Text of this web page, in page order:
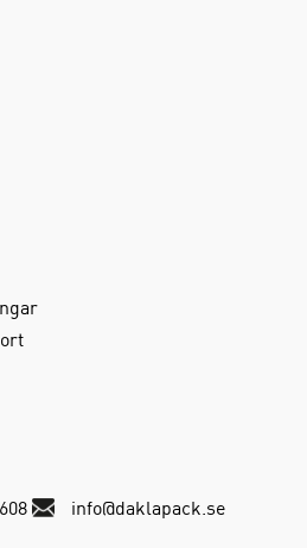
info@daklapack.se